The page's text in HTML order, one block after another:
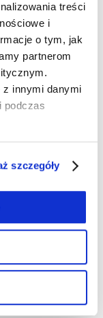
treści
i
o tym, jak
partnerom
z innymi danymi
podczas
szczegóły
wydłużone
podeszwie
spacery